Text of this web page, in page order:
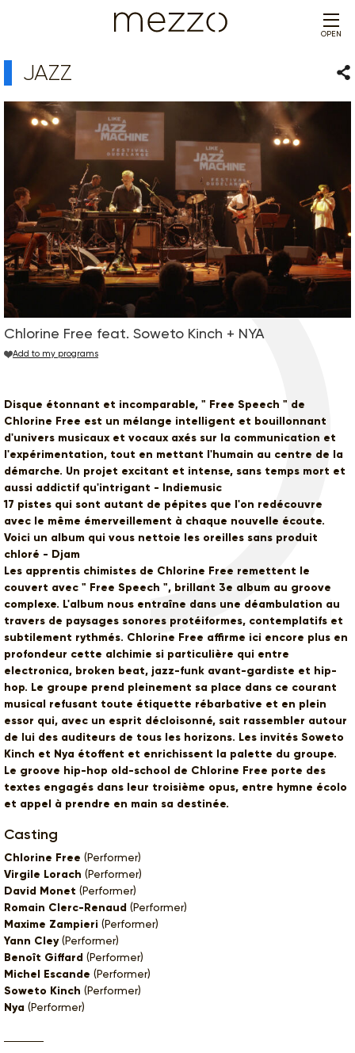
OPEN
JAZZ
Chlorine Free feat. Soweto Kinch + NYA
Add to my programs
Disque étonnant et incomparable, " Free Speech " de
Chlorine Free est un mélange intelligent et bouillonnant
d'univers musicaux et vocaux axés sur la communication et
l'expérimentation, tout en mettant l'humain au centre de la
démarche. Un projet excitant et intense, sans temps mort et
aussi addictif qu'intrigant - Indiemusic
17 pistes qui sont autant de pépites que l'on redécouvre
avec le même émerveillement à chaque nouvelle écoute.
Voici un album qui vous nettoie les oreilles sans produit
chloré - Djam
Les apprentis chimistes de Chlorine Free remettent le
couvert avec " Free Speech ", brillant 3e album au groove
complexe. L'album nous entraîne dans une déambulation au
travers de paysages sonores protéiformes, contemplatifs et
subtilement rythmés. Chlorine Free affirme ici encore plus en
profondeur cette alchimie si particulière qui entre
electronica, broken beat, jazz-funk avant-gardiste et hip-
hop. Le groupe prend pleinement sa place dans ce courant
musical refusant toute étiquette rébarbative et en plein
essor qui, avec un esprit décloisonné, sait rassembler autour
de lui des auditeurs de tous les horizons. Les invités Soweto
Kinch et Nya étoffent et enrichissent la palette du groupe.
Le groove hip-hop old-school de Chlorine Free porte des
textes engagés dans leur troisième opus, entre hymne écolo
et appel à prendre en main sa destinée.
Casting
Chlorine Free (Performer)
Virgile Lorach (Performer)
David Monet (Performer)
Romain Clerc-Renaud (Performer)
Maxime Zampieri (Performer)
Yann Cley(Performer)
Benoît Giffard (Performer)
Michel Escande (Performer)
Soweto Kinch (Performer)
Nya (Performer)